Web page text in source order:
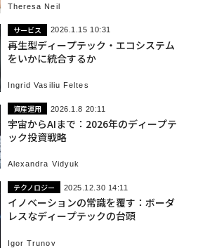
Theresa Neil
サービス 2026.1.15 10:31
再生型ディープテック・エコシステム
をいかに統合するか
Ingrid Vasiliu Feltes
資産運用 2026.1.8 20:11
宇宙からAIまで：2026年のディープテ
ック投資戦略
Alexandra Vidyuk
テクノロジー 2025.12.30 14:11
イノベーションの常識を覆す：ボーダ
レスなディープテックの台頭
Igor Trunov